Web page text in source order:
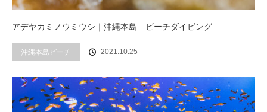
アデヤカミノウミウシ｜沖縄本島 ビーチダイビング
沖縄本島ビーチ 2021.10.25